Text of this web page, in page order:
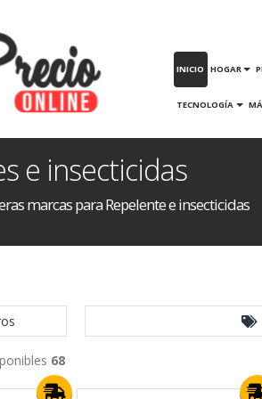
INICIO HOGAR
TECNOLOGÍA
e insecticidas
marcas para Repelente e insecticidas
68